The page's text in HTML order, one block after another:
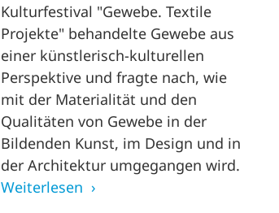
Kulturfestival "Gewebe. Textile
Projekte" behandelte Gewebe aus
einer künstlerisch-kulturellen
Perspektive und fragte nach, wie
mit der Materialität und den
Qualitäten von Gewebe in der
Bildenden Kunst, im Design und in
der Architektur umgegangen wird.
Weiterlesen